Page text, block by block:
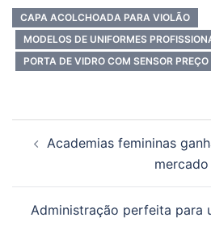
CAPA ACOLCHOADA PARA VIOLÃO
MODELOS DE UNIFORMES
PORTA DE VIDRO COM SENSOR PREÇO
de
Academias femininas
mercado
Administração perfeita para